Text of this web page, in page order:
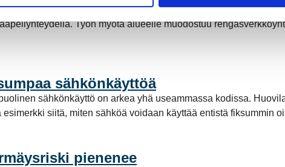
Työn myötä alueelle muodostuu
sähkönkäyttöä
sähkönkäyttö on arkea yhä useammassa kodissa.
siitä, miten sähköä voidaan käyttää entistä fiksummin
pienenee